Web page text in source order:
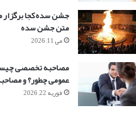
متن جشن سده
می 11, 2026
مصاحبه تخصصی
عمومی چطور؟ و
فوریه 22, 2026